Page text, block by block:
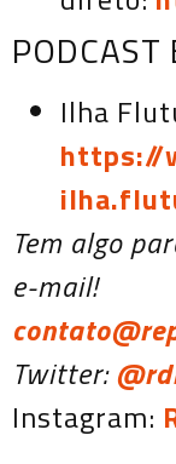
PODCAST
Ilha
https://
Tem algo
e-mail!
Twitter:
Instagram: